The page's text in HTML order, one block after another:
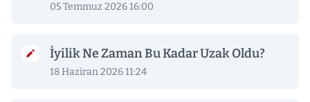
05 Temmuz 2026 16:00
İyilik Ne Zaman Bu Kadar Uzak Oldu?
18 Haziran 2026 11:24